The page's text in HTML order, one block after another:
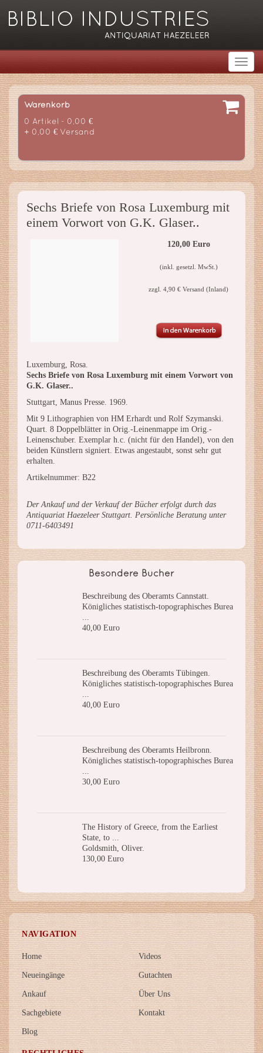
Warenkorb
0 Artikel - 0,00 €
+ 0,00 € Versand
Sechs Briefe von Rosa Luxemburg mit
einem Vorwort von G.K. Glaser..
120,00 Euro
(inkl. gesetzl. MwSt.)
zzgl. 4,90 € Versand (Inland)
Luxemburg, Rosa.
Sechs Briefe von Rosa Luxemburg mit einem Vorwort von
G.K. Glaser..
Stuttgart, Manus Presse. 1969.
Mit 9 Lithographien von HM Erhardt und Rolf Szymanski.
Quart. 8 Doppelblätter in Orig.-Leinenmappe im Orig.-
Leinenschuber. Exemplar h.c. (nicht für den Handel), von den
beiden Künstlern signiert. Etwas angestaubt, sonst sehr gut
erhalten.
Artikelnummer: B22
Der Ankauf und der Verkauf der Bücher erfolgt durch das
Antiquariat Haezeleer Stuttgart. Persönliche Beratung unter
0711-6403491
Besondere Bücher
Beschreibung des Oberamts Cannstatt.
Königliches statistisch-topographisches Burea
...
40,00 Euro
Beschreibung des Oberamts Tübingen.
Königliches statistisch-topographisches Burea
...
40,00 Euro
Beschreibung des Oberamts Heilbronn.
Königliches statistisch-topographisches Burea
...
30,00 Euro
The History of Greece, from the Earliest
State, to ...
Goldsmith, Oliver.
130,00 Euro
NAVIGATION
Home
Neueingänge
Ankauf
Sachgebiete
Blog
Videos
Gutachten
Über Uns
Kontakt